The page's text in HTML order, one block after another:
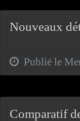
Nouveaux
Publié le
Comparatif